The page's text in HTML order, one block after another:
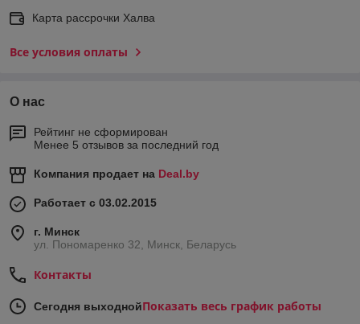
Карта рассрочки Халва
Все условия оплаты
О нас
Рейтинг не сформирован
Менее 5 отзывов за последний год
Компания продает на Deal.by
Работает с 03.02.2015
г. Минск
ул. Пономаренко 32, Минск, Беларусь
Контакты
Сегодня выходнойПоказать весь график работы